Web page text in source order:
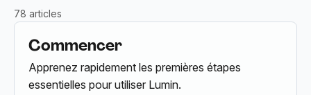
78 articles
Commencer
Apprenez rapidement les premières étapes
essentielles pour utiliser Lumin.